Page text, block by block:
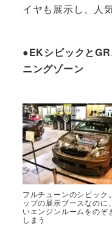
イヤも展示し、人
●EKシビックと
ニングゾーン
フルチューンのシビック
ップの展示ブースなのに
いエンジンルームをのぞ
しまう